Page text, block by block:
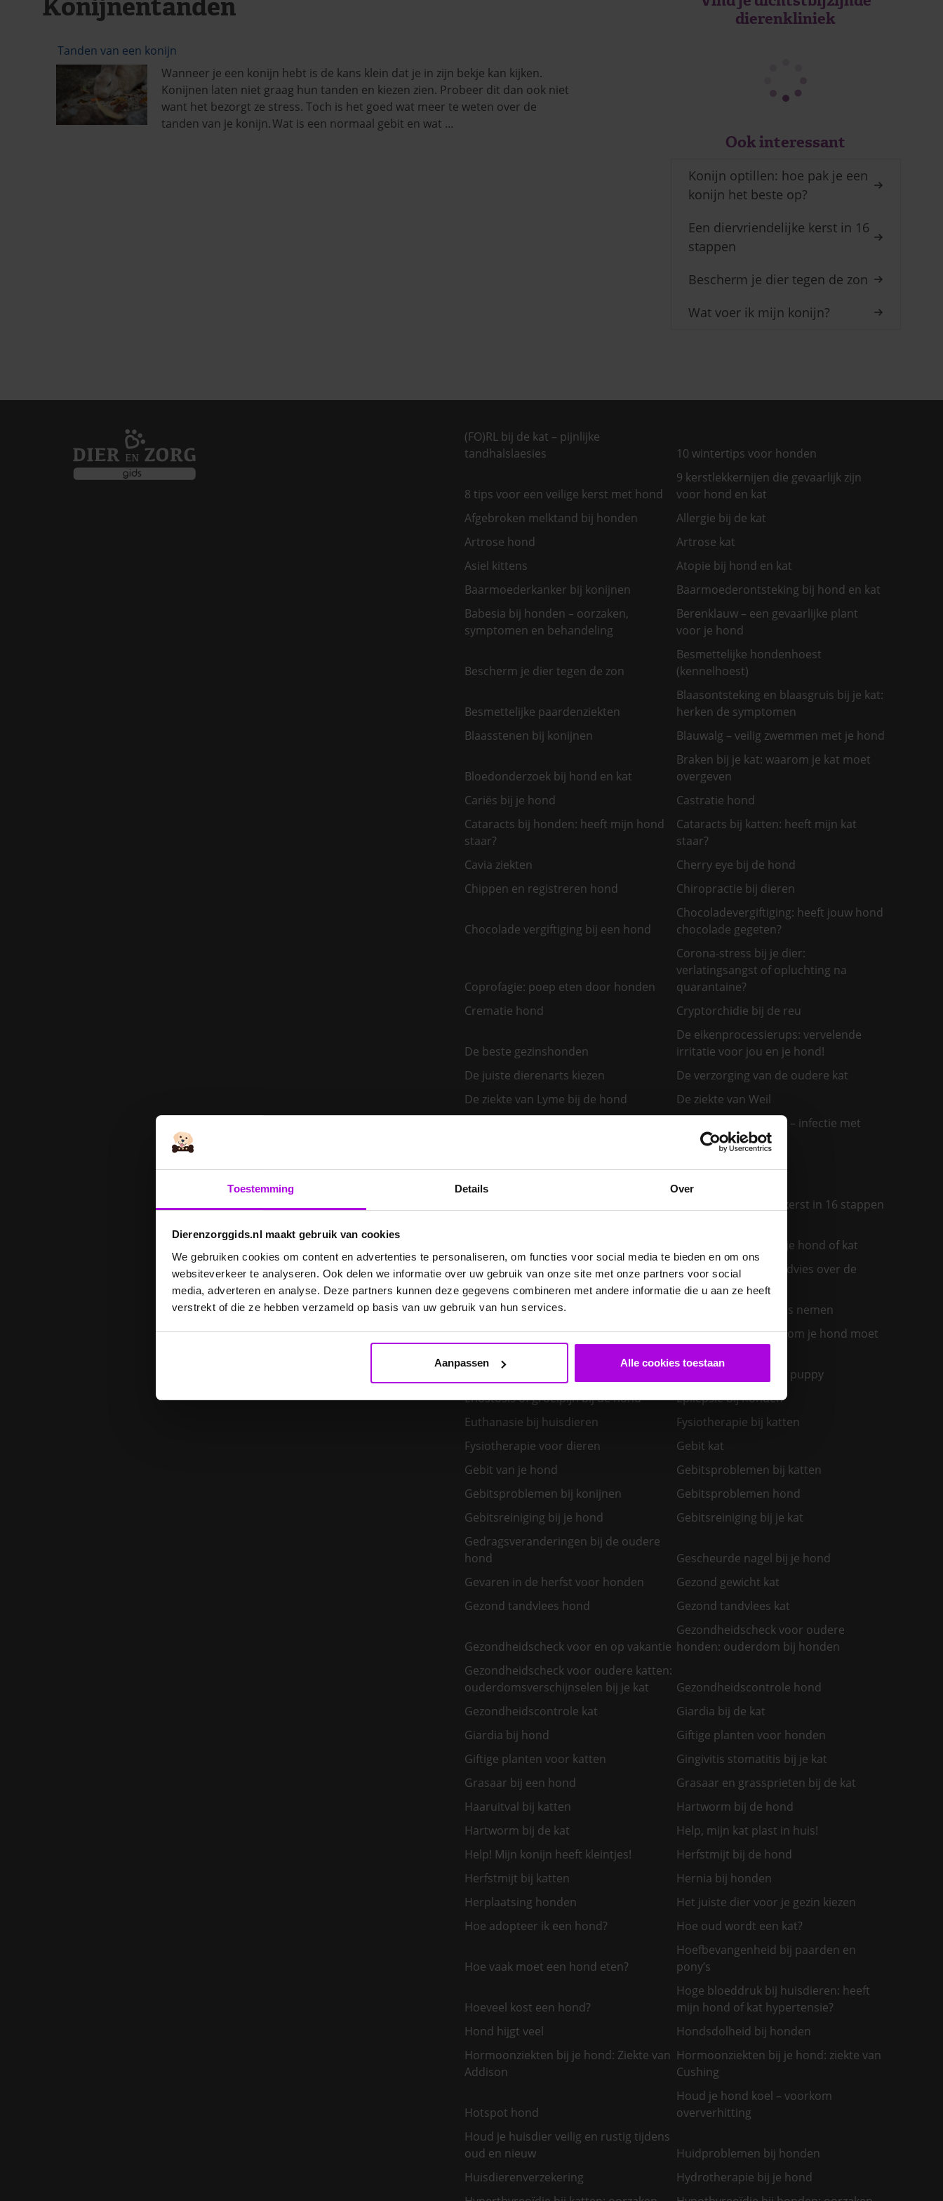
Toestemming Details Over
Dierenzorggids.nl maakt gebruik van cookies
We gebruiken cookies om content en advertenties te personaliseren, om functies voor social media te bieden en om ons
websiteverkeer te analyseren. Ook delen we informatie over uw gebruik van onze site met onze partners voor social
media, adverteren en analyse. Deze partners kunnen deze gegevens combineren met andere informatie die u aan ze heeft
verstrekt of die ze hebben verzameld op basis van uw gebruik van hun services.
Aanpassen Alle cookies toestaan
Tanden van een konijn
Wanneer je een konijn hebt is de kans klein dat je in zijn bekje kan kijken.
Konijnen laten niet graag hun tanden en kiezen zien. Probeer dit dan ook niet
want het bezorgt ze stress. Toch is het goed wat meer te weten over de
tanden van je konijn. Wat is een normaal gebit en wat …
dierenkliniek
Ook interessant
Konijn optillen: hoe pak je een
konijn het beste op?
Een diervriendelijke kerst in 16
stappen
Bescherm je dier tegen de zon
Wat voer ik mijn konijn?
(FO)RL bij de kat – pijnlijke
tandhalslaesies
10 wintertips voor honden
8 tips voor een veilige kerst met hond
9 kerstlekkernijen die gevaarlijk zijn
voor hond en kat
Afgebroken melktand bij honden
Allergie bij de kat
Artrose hond
Artrose kat
Asiel kittens
Atopie bij hond en kat
Baarmoederkanker bij konijnen
Baarmoederontsteking bij hond en kat
Babesia bij honden – oorzaken,
symptomen en behandeling
Berenklauw – een gevaarlijke plant
voor je hond
Bescherm je dier tegen de zon
Besmettelijke hondenhoest
(kennelhoest)
Besmettelijke paardenziekten
Blaasontsteking en blaasgruis bij je kat:
herken de symptomen
Blaasstenen bij konijnen
Blauwalg – veilig zwemmen met je hond
Bloedonderzoek bij hond en kat
Braken bij je kat: waarom je kat moet
overgeven
Cariës bij je hond
Castratie hond
Cataracts bij honden: heeft mijn hond
staar?
Cataracts bij katten: heeft mijn kat
staar?
Cavia ziekten
Cherry eye bij de hond
Chippen en registreren hond
Chiropractie bij dieren
Chocolade vergiftiging bij een hond
Chocoladevergiftiging: heeft jouw hond
chocolade gegeten?
Coprofagie: poep eten door honden
Corona-stress bij je dier:
verlatingsangst of opluchting na
quarantaine?
Crematie hond
Cryptorchidie bij de reu
De beste gezinshonden
De eikenprocessierups: vervelende
irritatie voor jou en je hond!
De juiste dierenarts kiezen
De verzorging van de oudere kat
De ziekte van Lyme bij de hond
De ziekte van Weil
Demodex bij honden – infectie met
huidmijt
Een diervriendelijke kerst in 16 stappen
Een insectenbeet bij je hond of kat
Een klein huisdier kiezen
Een konijn in huis – advies over de
verzorging
Een nieuw kitten in huis
Een nieuwe kat in huis nemen
Een tand uit de bek van een volwassen Een zieke hond: waarom je hond moet
Eerste nacht van een puppy
Enostosis of groeipijn bij de hond
Epilepsie bij honden
Euthanasie bij huisdieren
Fysiotherapie bij katten
Fysiotherapie voor dieren
Gebit kat
Gebit van je hond
Gebitsproblemen bij katten
Gebitsproblemen bij konijnen
Gebitsproblemen hond
Gebitsreiniging bij je hond
Gebitsreiniging bij je kat
Gedragsveranderingen bij de oudere
hond
Gescheurde nagel bij je hond
Gevaren in de herfst voor honden
Gezond gewicht kat
Gezond tandvlees hond
Gezond tandvlees kat
Gezondheidscheck voor en op vakantie
Gezondheidscheck voor oudere
honden: ouderdom bij honden
Gezondheidscheck voor oudere katten:
ouderdomsverschijnselen bij je kat
Gezondheidscontrole hond
Gezondheidscontrole kat
Giardia bij de kat
Giardia bij hond
Giftige planten voor honden
Giftige planten voor katten
Gingivitis stomatitis bij je kat
Grasaar bij een hond
Grasaar en grassprieten bij de kat
Haaruitval bij katten
Hartworm bij de hond
Hartworm bij de kat
Help, mijn kat plast in huis!
Help! Mijn konijn heeft kleintjes!
Herfstmijt bij de hond
Herfstmijt bij katten
Hernia bij honden
Herplaatsing honden
Het juiste dier voor je gezin kiezen
Hoe adopteer ik een hond?
Hoe oud wordt een kat?
Hoe vaak moet een hond eten?
Hoefbevangenheid bij paarden en
pony’s
Hoeveel kost een hond?
Hoge bloeddruk bij huisdieren: heeft
mijn hond of kat hypertensie?
Hond hijgt veel
Hondsdolheid bij honden
Hormoonziekten bij je hond: Ziekte van
Addison
Hormoonziekten bij je hond: ziekte van
Cushing
Hotspot hond
Houd je hond koel – voorkom
oververhitting
Houd je huisdier veilig en rustig tijdens
oud en nieuw
Huidproblemen bij honden
Huisdierenverzekering
Hydrotherapie bij je hond